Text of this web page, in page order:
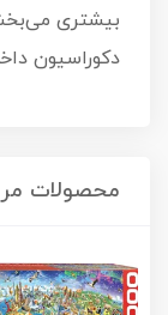
بیشتری
دکوراسیون
محصولات